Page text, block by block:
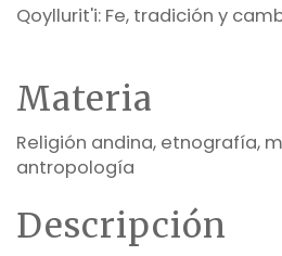
Qoyllurit'i: Fe, tradición y
Materia
Religión andina, etnografía,
antropología
Descripción